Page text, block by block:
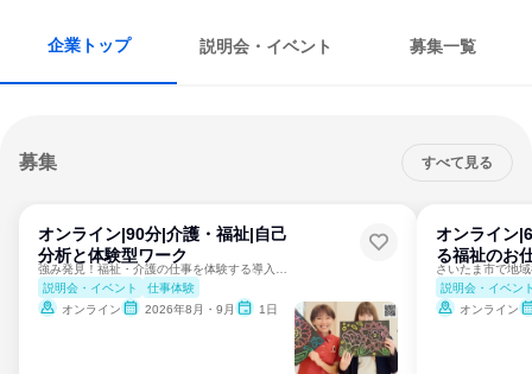
企業トップ 説明会・イベント 募集一覧
募集 すべて見る
オンライン|90分|介護・福祉|自己
分析と体験型ワーク
説明会・イベント
仕事体験
オンライン
2026年8月・9月 1日
オンライン
る福祉のお
説明会・イベン
オンライン